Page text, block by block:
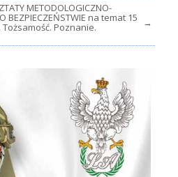
METODOLOGICZNO-
BEZPIECZEŃSTWIE na temat 15
Poznanie. →